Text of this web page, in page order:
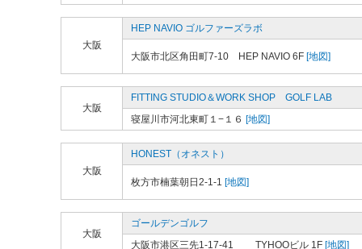
大阪
HEP NAVIO ゴルファーズラボ
大阪市北区角田町7-10 HEP NAVIO 6F [地図]
大阪
FITTING STUDIO＆WORK SHOP GOLF LAB
寝屋川市河北東町１−１６ [地図]
大阪
HONEST（オネスト）
枚方市楠葉朝日2-1-1 [地図]
大阪
ゴールデンゴルフ
大阪市港区三先1-17-41 TYHOOビル 1F [地図]